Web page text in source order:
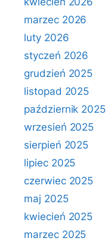
marzec 2026
luty 2026
styczeń 2026
grudzień 2025
listopad 2025
październik 2025
wrzesień 2025
sierpień 2025
lipiec 2025
czerwiec 2025
maj 2025
kwiecień 2025
marzec 2025